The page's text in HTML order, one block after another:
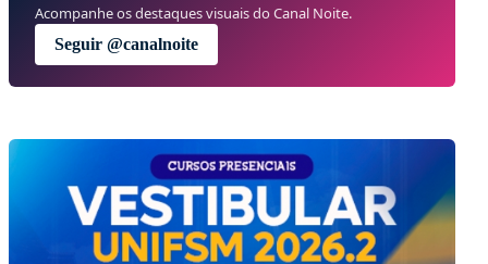
Acompanhe os destaques visuais do Canal Noite.
Seguir @canalnoite